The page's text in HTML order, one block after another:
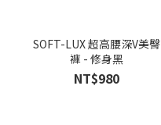
SOFT-LUX 超高腰深V美臀
褲 - 修身黑
NT$980